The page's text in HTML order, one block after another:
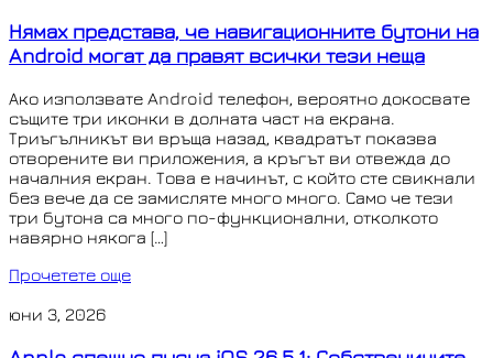
Нямах представа, че навигационните бутони на
Android могат да правят всички тези неща
Ако използвате Android телефон, вероятно докосвате
същите три иконки в долната част на екрана.
Триъгълникът ви връща назад, квадратът показва
отворените ви приложения, а кръгът ви отвежда до
началния екран. Това е начинът, с който сте свикнали
без вече да се замисляте много много. Само че тези
три бутона са много по-функционални, отколкото
навярно някога […]
Прочетете още
юни 3, 2026